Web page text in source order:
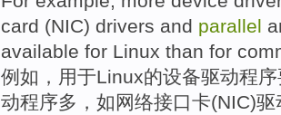
card (NIC) drivers and parallel
available for Linux than for
例如 ， 用于Linux的设备驱动程序
动程序多 ， 如 网络接口卡(NIC)驱